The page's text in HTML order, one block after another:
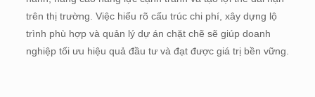
trên thị trường. Việc hiểu rõ cấu trúc chi phí, xây dựng lộ
trình phù hợp và quản lý dự án chặt chẽ sẽ giúp doanh
nghiệp tối ưu hiệu quả đầu tư và đạt được giá trị bền vững.